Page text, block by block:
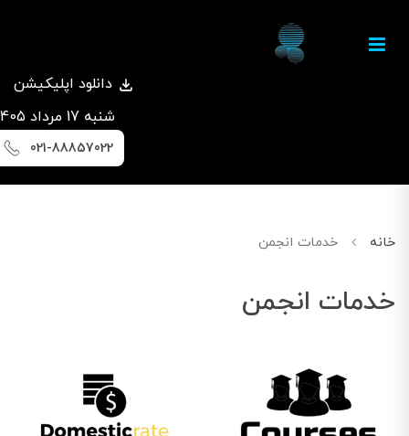
دانلود اپلیکیشن
شنبه 17 مرداد 1405
021-88857022
خانه خدمات انجمن
خدمات انجمن